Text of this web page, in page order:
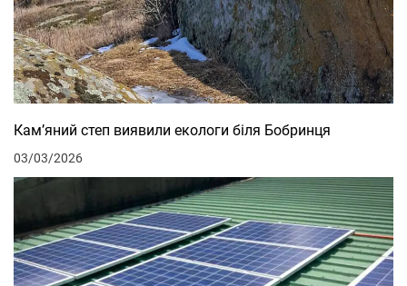
Кам’яний степ виявили екологи біля Бобринця
03/03/2026